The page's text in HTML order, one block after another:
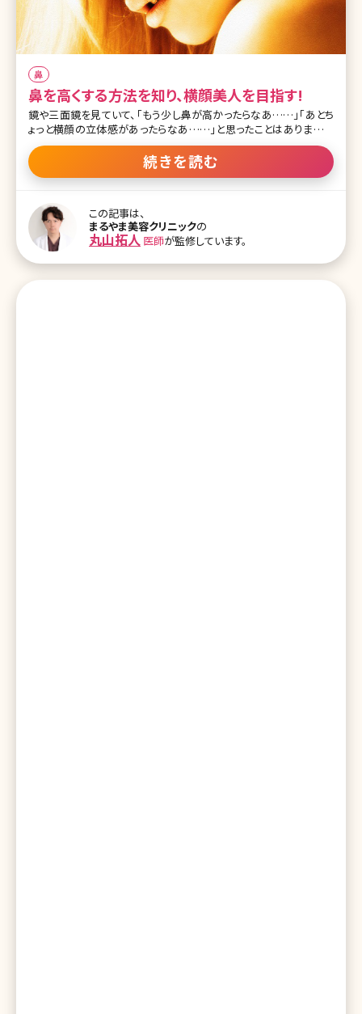
鼻
鼻を高くする方法を知り、横顔美人を目指す!
鏡や三面鏡を見ていて、「もう少し鼻が高かったらなあ……」「あとち
ょっと横顔の立体感があったらなあ……」と思ったことはありません
か? 普段、あまり自分では意識することのない横顔でも周りの人から
は意外に見られているもの。美しい横顔の象徴といえば、スッと鼻筋
の通った高い鼻です。フラットな顔立ちが多い私たち日本人にとって
段があるのでしょうか。 【監修医師からのワンポイント】「鼻筋を高く
したい」という希望が先行しすぎると、鼻根や鼻背が過度に突出し、
顔貌全体との調和を欠くリスクがあります。正面・側面のバランスを
総合的に評価し、骨格や軟部組織との整合性を踏まえたデザインが
重要です。 目次 1.最新の鼻を高くする方法でワンランク上の美人を
続きを読む
この記事は、
まるやま美容クリニックの
丸山拓人 医師が監修しています。